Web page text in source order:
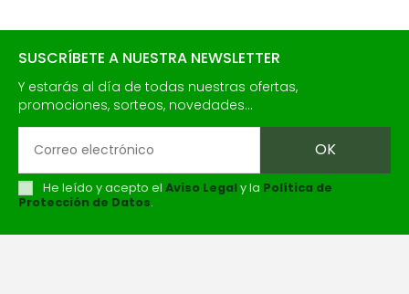
SUSCRÍBETE A NUESTRA NEWSLETTER
Y estarás al día de todas nuestras ofertas,
promociones, sorteos, novedades...
He leído y acepto el Aviso Legaly la Política de
Protección de Datos.